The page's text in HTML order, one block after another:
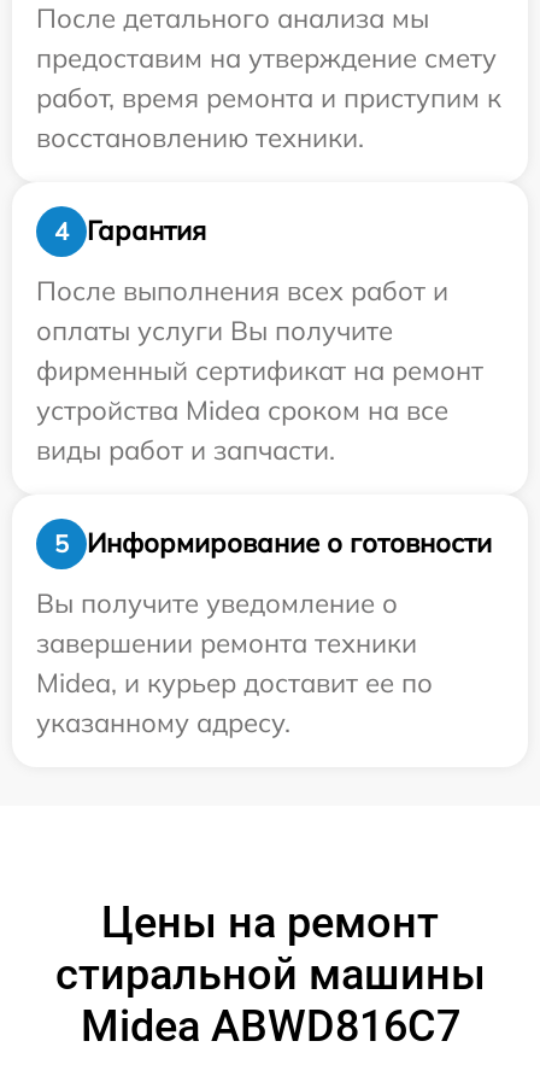
После детального анализа мы
предоставим на утверждение смету
работ, время ремонта и приступим к
восстановлению техники.
4
Гарантия
После выполнения всех работ и
оплаты услуги Вы получите
фирменный сертификат на ремонт
устройства Midea сроком на все
виды работ и запчасти.
5
Информирование о готовности
Вы получите уведомление о
завершении ремонта техники
Midea, и курьер доставит ее по
указанному адресу.
Цены на ремонт
стиральной машины
Midea ABWD816C7